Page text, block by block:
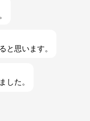
と思います。
した。